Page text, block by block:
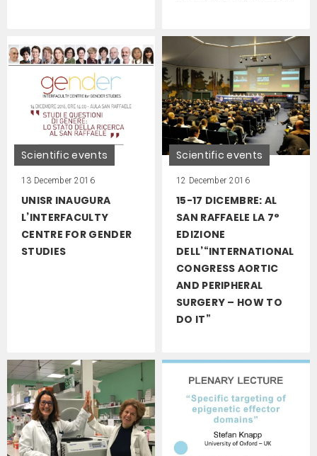
Scientific events
13 December 2016
UNISR INAUGURA
L’INTERFACULTY
CENTRE FOR GENDER
STUDIES
Scientific events
12 December 2016
15-17 DICEMBRE: AL
SAN RAFFAELE LA 7°
EDIZIONE
DELL’“INTERNATIONAL
CONGRESS AORTIC
AND PERIPHERAL
SURGERY – HOW TO
DO IT”